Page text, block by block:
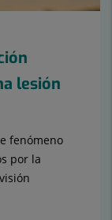
lesión
fenómeno
por la